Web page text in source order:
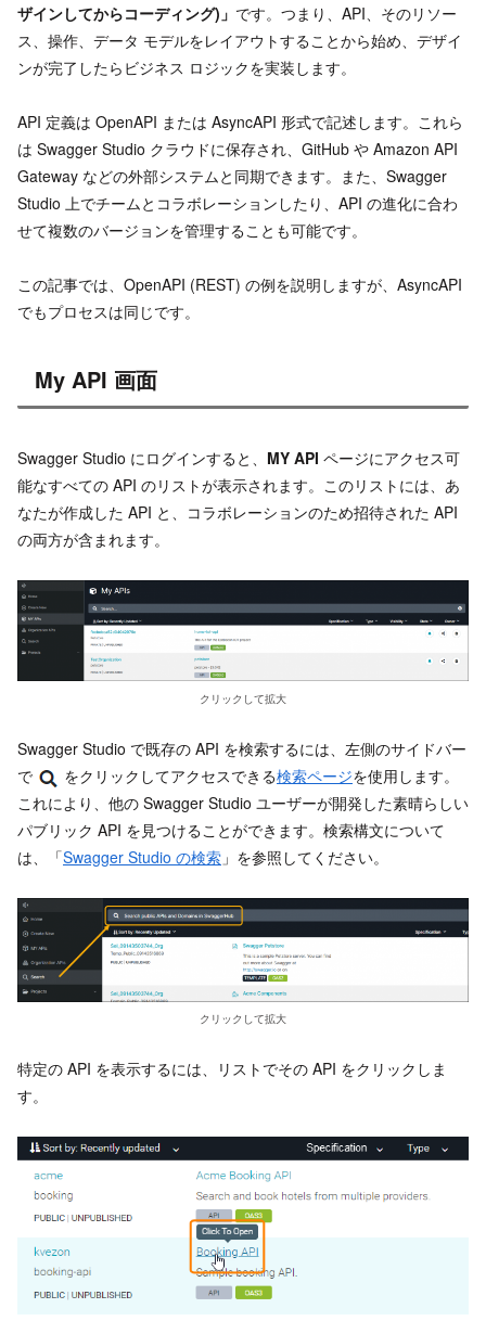
ザインしてからコーディング)」 です。つまり、API、そのリソー
ス、操作、データ モデルをレイアウトすることから始め、デザイ
ンが完了したらビジネス ロジックを実装します。
API 定義は OpenAPI または AsyncAPI 形式で記述します。これら
は Swagger Studio クラウドに保存され、GitHub や Amazon API
Gateway などの外部システムと同期できます。また、Swagger
Studio 上でチームとコラボレーションしたり、API の進化に合わ
せて複数のバージョンを管理することも可能です。
この記事では、OpenAPI (REST) の例を説明しますが、AsyncAPI
でもプロセスは同じです。
My API 画面
Swagger Studio にログインすると、 MY API ページにアクセス可
能なすべての API のリストが表示されます。このリストには、あ
なたが作成した API と、コラボレーションのため招待された API
の両方が含まれます。
クリックして拡大
Swagger Studio で既存の API を検索するには、左側のサイドバー
で
をクリックしてアクセスできる検索ページを使用します。
これにより、他の Swagger Studio ユーザーが開発した素晴らしい
パブリック API を見つけることができます。検索構文について
は、「Swagger Studio の検索 」を参照してください。
クリックして拡大
特定の API を表示するには、リストでその API をクリックしま
す。